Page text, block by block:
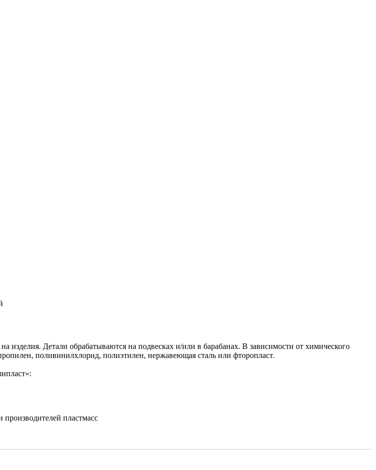
Детали обрабатываются на подвесках и/или в барабанах. В зависимости от химического
поливинилхлорид, полиэтилен, нержавеющая сталь или фторопласт.
пластмасс